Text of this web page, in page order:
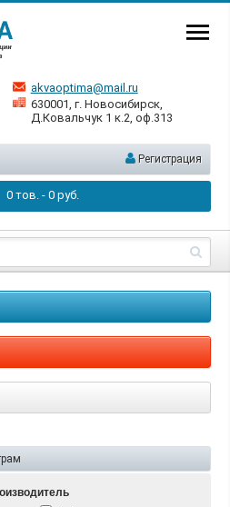
akvaoptima@mail.ru
630001, г. Новосибирск,
Д.Ковальчук 1 к.2, оф.313
Регистрация
0тов. - 0руб.